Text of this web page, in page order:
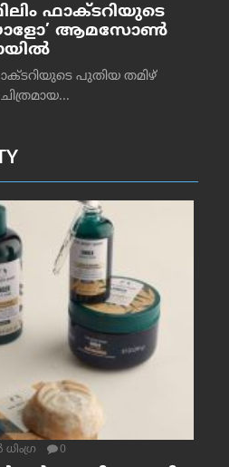
ഫാക്ടറിയുടെ
ആമസോൺ
പുതിയ തമിഴ്
ചിത്രമായ...
0